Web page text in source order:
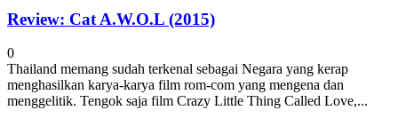
Review: Cat A.W.O.L (2015)
0
Thailand memang sudah terkenal sebagai Negara yang kerap
menghasilkan karya-karya film rom-com yang mengena dan
menggelitik. Tengok saja film Crazy Little Thing Called Love,...